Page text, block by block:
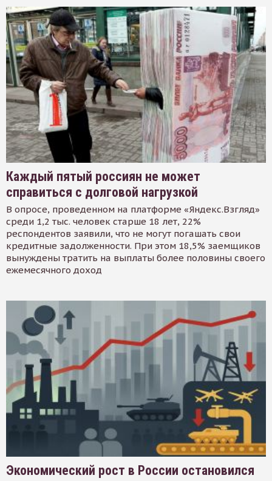
Каждый пятый россиян не может
справиться с долговой нагрузкой
В опросе, проведенном на платформе «Яндекс.Взгляд»
среди 1,2 тыс. человек старше 18 лет, 22%
респондентов заявили, что не могут погашать свои
кредитные задолженности. При этом 18,5% заемщиков
вынуждены тратить на выплаты более половины своего
ежемесячного доход
Экономический рост в России остановился